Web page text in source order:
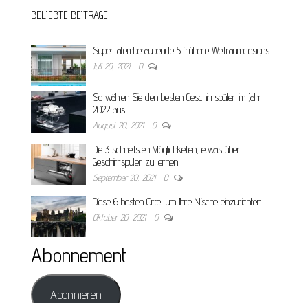
BELIEBTE BEITRÄGE
Super atemberaubende 5 frühere Weltraumdesigns
Juli 20, 2021 0
So wählen Sie den besten Geschirrspüler im Jahr
2022 aus
August 20, 2021 0
Die 3 schnellsten Möglichkeiten, etwas über
Geschirrspüler zu lernen
September 20, 2021 0
Diese 6 besten Orte, um Ihre Nische einzurichten
Oktober 20, 2021 0
Abonnement
Abonnieren